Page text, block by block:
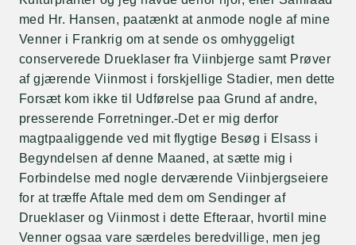
med Hr. Hansen, paatænkt at anmode nogle af mine
Venner i Frankrig om at sende os omhyggeligt
conserverede Drueklaser fra Viinbjerge samt Prøver
af gjærende Viinmost i forskjellige Stadier, men dette
Forsæt kom ikke til Udførelse paa Grund af andre,
presserende Forretninger.-Det er mig derfor
magtpaaliggende ved mit flygtige Besøg i Elsass i
Begyndelsen af denne Maaned, at sætte mig i
Forbindelse med nogle derværende Viinbjergseiere
for at træffe Aftale med dem om Sendinger af
Drueklaser og Viinmost i dette Efteraar, hvortil mine
Venner ogsaa vare særdeles beredvillige, men jeg